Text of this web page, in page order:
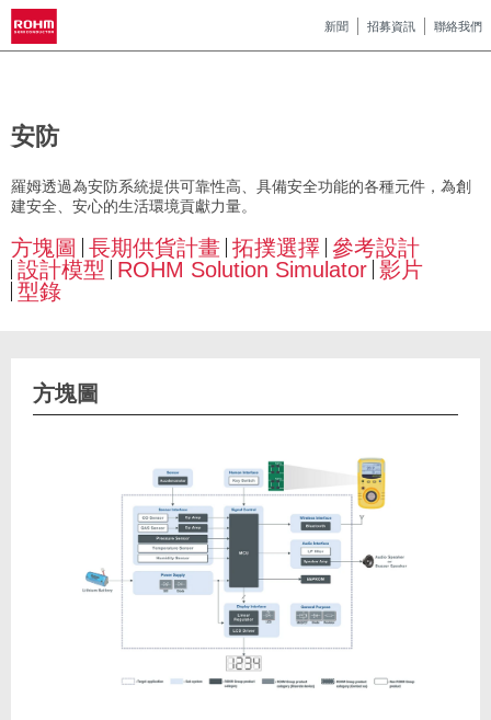
新聞 招募資訊 聯絡我們
安防
羅姆透過為安防系統提供可靠性高、具備安全功能的各種元件，為創
建安全、安心的生活環境貢獻力量。
方塊圖 長期供貨計畫 拓撲選擇 參考設計
設計模型
ROHM Solution Simulator 影片
型錄
方塊圖